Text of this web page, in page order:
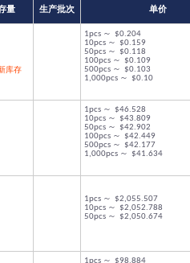
量 生产批次 单价
库存
1pcs ～ $0.204
10pcs ～ $0.159
50pcs ～ $0.118
100pcs ～ $0.109
500pcs ～ $0.103
1,000pcs ～ $0.10
1pcs ～ $46.528
10pcs ～ $43.809
50pcs ～ $42.902
100pcs ～ $42.449
500pcs ～ $42.177
1,000pcs ～ $41.634
1pcs ～ $2,055.507
10pcs ～ $2,052.788
50pcs ～ $2,050.674
1pcs ～ $98.884